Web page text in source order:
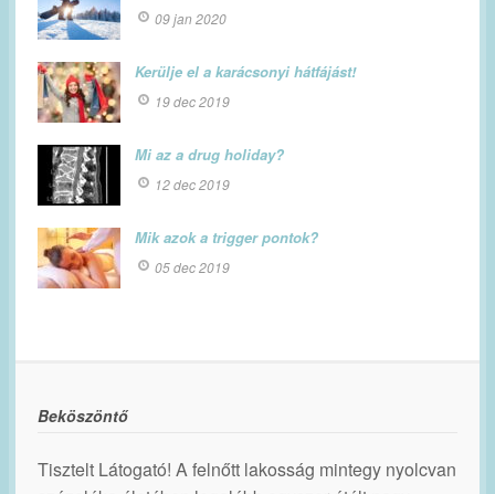
09 jan 2020
Kerülje el a karácsonyi hátfájást!
19 dec 2019
Mi az a drug holiday?
12 dec 2019
Mik azok a trigger pontok?
05 dec 2019
Beköszöntő
Tisztelt Látogató! A felnőtt lakosság mintegy nyolcvan